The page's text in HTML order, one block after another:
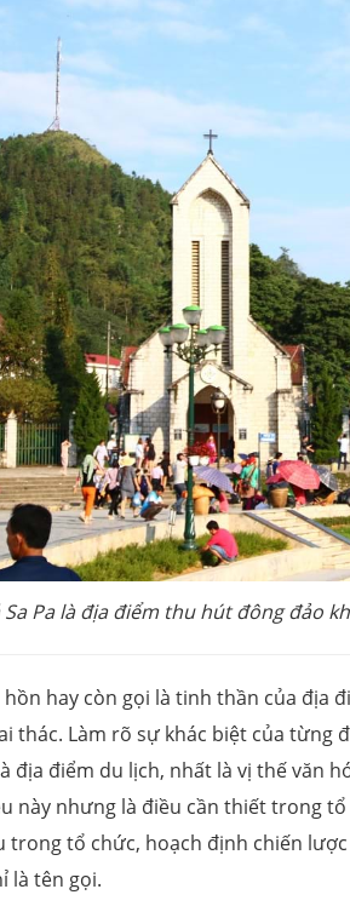
Pa là địa điểm thu hút đông đảo
hay còn gọi là tinh thần của địa
thác. Làm rõ sự khác biệt của từng
địa điểm du lịch, nhất là vị thế văn
này nhưng là điều cần thiết trong
trong tổ chức, hoạch định chiến
là tên gọi.